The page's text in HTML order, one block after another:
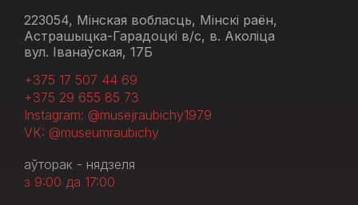
223054, Мінская вобласць, Мінскі раён,
Астрашыцка-Гарадоцкі в/с, в. Аколіца
вул. Іванаўская, 17Б
+375 17 507 44 69
+375 29 655 85 73
Instagram: @musejraubichy1979
VK: @museumraubichy
аўторак - нядзеля
з 9:00 да 17:00